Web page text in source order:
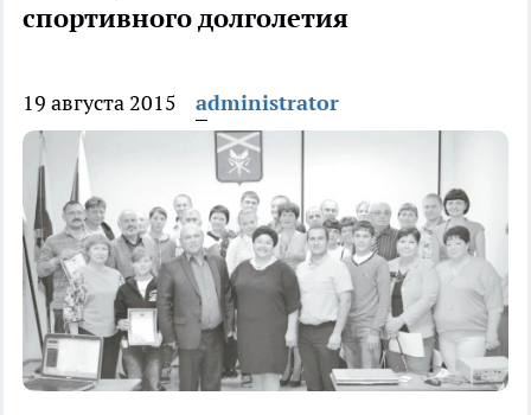
спортивного долголетия
19 августа 2015 administrator